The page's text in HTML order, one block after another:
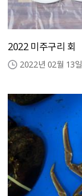
2022 미주구리 회
2022년 02월 13일